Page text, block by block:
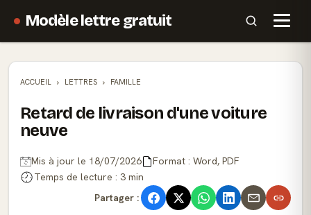
Modèle lettre gratuit
ACCUEIL LETTRES FAMILLE
Retard de livraison d'une voiture
neuve
Mis à jour le 18/07/2026
Format : Word, PDF
Temps de lecture : 3 min
Partager :